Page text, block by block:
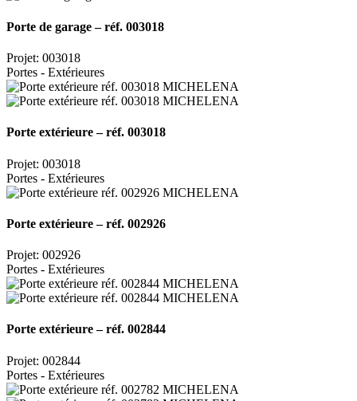
Porte de garage – réf. 003018
Projet: 003018
Portes - Extérieures
Porte extérieure – réf. 003018
Projet: 003018
Portes - Extérieures
Porte extérieure – réf. 002926
Projet: 002926
Portes - Extérieures
Porte extérieure – réf. 002844
Projet: 002844
Portes - Extérieures